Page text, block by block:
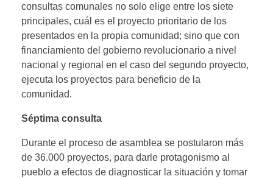
consultas comunales no solo elige entre los siete
principales, cuál es el proyecto prioritario de los
presentados en la propia comunidad; sino que con
financiamiento del gobierno revolucionario a nivel
nacional y regional en el caso del segundo proyecto,
ejecuta los proyectos para beneficio de la
comunidad.
Séptima consulta
Durante el proceso de asamblea se postularon más
de 36.000 proyectos, para darle protagonismo al
pueblo a efectos de diagnosticar la situación y tomar